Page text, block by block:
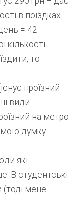
в поїздках
= 42
кількості
то
проїзний
види
на метро
мою думку
які
В студентські
(тоді мене